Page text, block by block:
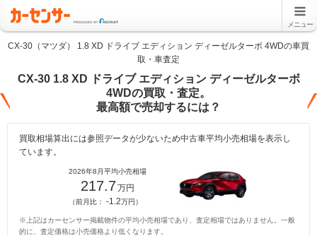
メニュー
CX-30（マツダ） 1.8 XD ドライブ エディション ディーゼルターボ 4WDの車買
取・車査定
CX-30 1.8 XD ドライブ エディション ディーゼルターボ
4WDの買取・査定。
最高額で売却するには？
買取相場算出には参照データが少ないため中古車平均小売相場を表示し
ています。
2026年8月平均小売相場
217.7万円
（前月比： -1.2万円）
※上記はカーセンサー掲載物件の平均小売相場であり、査定相場ではありません。一般
的に、査定価格は小売価格より低くなります。